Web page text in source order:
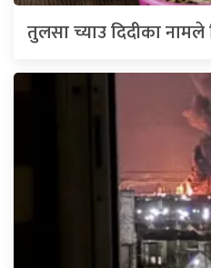
तुलसा च्याउ दिदीका नामले